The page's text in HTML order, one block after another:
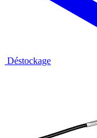
Déstockage